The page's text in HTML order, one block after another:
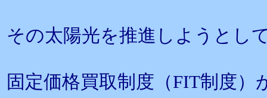
その太陽光を推進しようとし
固定価格買取制度（FIT制度